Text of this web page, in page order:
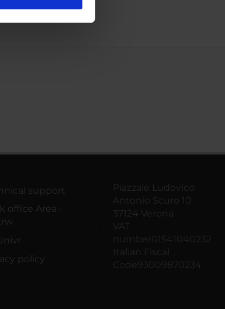
support
office Area -
policy
Piazzale Ludovico
Antonio Scuro 10
37124 Verona
VAT
number01541040232
Italian Fiscal
Code93009870234